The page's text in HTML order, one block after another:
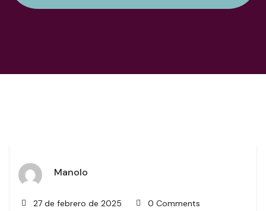
Manolo
27 de febrero de 2025 0 Comments